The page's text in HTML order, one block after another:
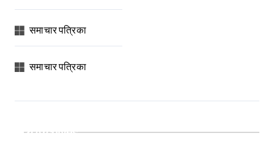
समाचार पत्रिका
समाचार पत्रिका
Archives